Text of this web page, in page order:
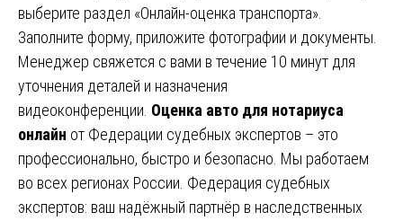
выберите раздел «Онлайн-оценка транспорта».
Заполните форму, приложите фотографии и документы.
Менеджер свяжется с вами в течение 10 минут для
уточнения деталей и назначения
видеоконференции. Оценка авто для нотариуса
онлайн от Федерации судебных экспертов – это
профессионально, быстро и безопасно. Мы работаем
во всех регионах России. Федерация судебных
экспертов: ваш надёжный партнёр в наследственных